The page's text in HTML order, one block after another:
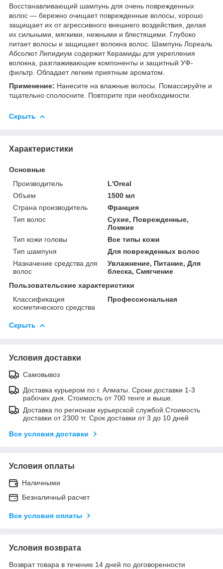
Восстанавливающий шампунь для очень поврежденных
волос ― бережно очищает поврежденные волосы, хорошо
защищает их от агрессивного внешнего воздействия, делая
их сильными, мягкими, нежными и блестящими. Глубоко
питает волосы и защищает волокна волос. Шампунь Лореаль
Абсолют Липидиум содержит Керамиды для укрепления
волокна, разглаживающие компоненты и защитный УФ-
фильтр. Обладает легким приятным ароматом.
Применение: Нанесите на влажные волосы. Помассируйте и
тщательно сполосните. Повторите при необходимости.
Скрыть
Характеристики
Основные
Производитель
L'Oreal
Объем
1500 мл
Страна производитель
Франция
Тип волос
Сухие, Поврежденные,
Ломкие
Тип кожи головы
Все типы кожи
Тип шампуня
Для поврежденных волос
Назначение средства для
волос
Увлажнение, Питание, Для
блеска, Смягчение
Пользовательские характеристики
Классификация
косметического средства
Профессиональная
Скрыть
Условия доставки
Самовывоз
Доставка курьером по г. Алматы. Сроки доставки 1-3
рабочих дня. Стоимость от 700 тенге и выше.
Доставка по регионам курьерской службой.Стоимость
доставки от 2300 тг. Срок доставки от 3 до 10 дней
Все условия доставки
Условия оплаты
Наличными
Безналичный расчет
Все условия оплаты
Условия возврата
Возврат товара в течение 14 дней по договоренности